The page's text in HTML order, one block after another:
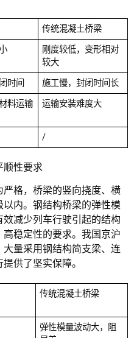
传统混凝土桥梁
刚度较低，变形相对
较大
时间
施工慢，封闭时间长
料运输
运输安装难度大
/
顺性要求
格，桥梁的竖向挠度、横
内。钢结构桥梁的弹性模
减少列车行驶引起的结构
稳定性的要求。我国京沪
量采用钢结构简支梁、连
供了坚实保障。
传统混凝土桥梁
弹性模量波动大，阻